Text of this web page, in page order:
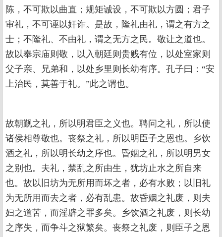
陈，不可欺以曲直；规矩诚设，不可欺以方圆；君子
审礼，不可诬以奸诈。是故，隆礼由礼，谓之有方之
士；不隆礼、不由礼，谓之无方之民。敬让之道也。
故以奉宗庙则敬，以入朝廷则贵贱有位，以处室家则
父子亲、兄弟和，以处乡里则长幼有序。孔子曰：“安
上治民，莫善于礼。”此之谓也。
故朝觐之礼，所以明君臣之义也。聘问之礼，所以使
诸侯相尊敬也。丧祭之礼，所以明臣子之恩也。乡饮
酒之礼，所以明长幼之序也。昏姻之礼，所以明男女
之别也。夫礼，禁乱之所由生，犹坊止水之所自来
也。故以旧坊为无所用而坏之者，必有水败；以旧礼
为无所用而去之者，必有乱患。故昏姻之礼废，则夫
妇之道苦，而淫辟之罪多矣。乡饮酒之礼废，则长幼
之序失，而争斗之狱繁矣。丧祭之礼废，则臣子之恩